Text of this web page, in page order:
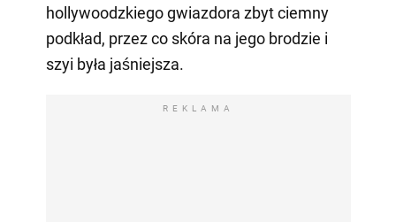
hollywoodzkiego gwiazdora zbyt ciemny
podkład, przez co skóra na jego brodzie i
szyi była jaśniejsza.
REKLAMA